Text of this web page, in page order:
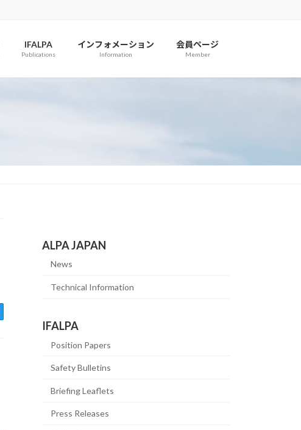
IFALPA
Publications
インフォメーション
Information
会員ページ
Member
ALPA JAPAN
News
Technical Information
IFALPA
Position Papers
Safety Bulletins
Briefing Leaflets
Press Releases